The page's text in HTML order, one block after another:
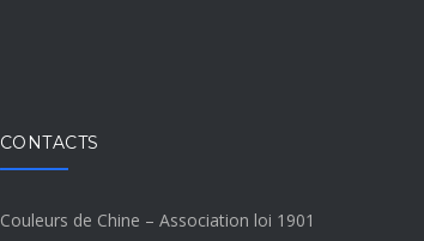
CONTACTS
Couleurs de Chine – Association loi 1901